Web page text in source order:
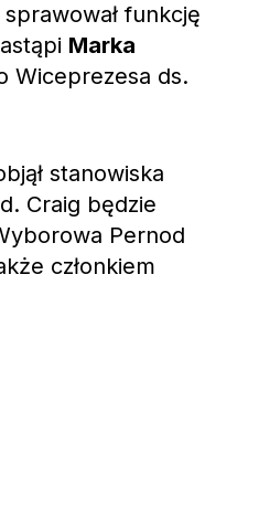
funkcję
Marka
Wiceprezesa ds.
stanowiska
Craig będzie
Pernod
członkiem